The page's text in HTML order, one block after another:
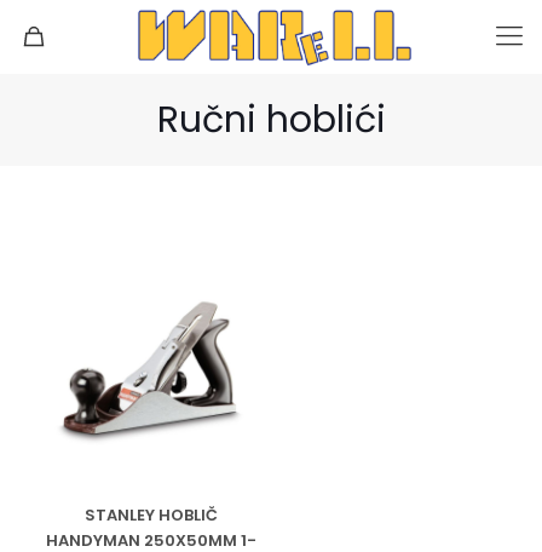
Ručni hoblići
STANLEY HOBLIČ
HANDYMAN 250X50MM 1-